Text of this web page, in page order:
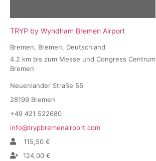
TRYP by Wyndham Bremen Airport
Bremen, Bremen, Deutschland
4.2 km bis zum Messe und Congress Centrum
Bremen
Neuenlander Straße 55
28199 Bremen
+49 421 522680
info@trypbremenairport.com
115,50 €
124,00 €